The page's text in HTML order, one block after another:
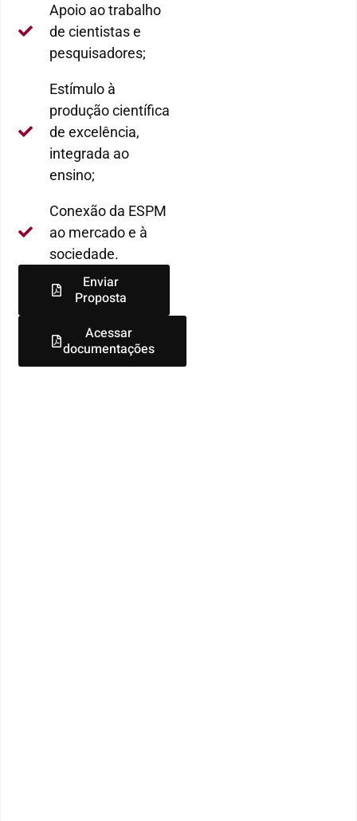
Apoio ao trabalho
de cientistas e
pesquisadores;
Estímulo à
produção científica
de excelência,
integrada ao
ensino;
Conexão da ESPM
ao mercado e à
sociedade.
Enviar
Proposta
Acessar
documentações